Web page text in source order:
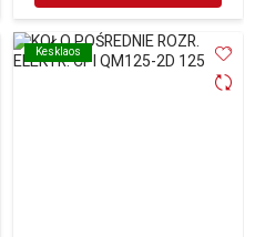
Kesklaos
Kesklaos